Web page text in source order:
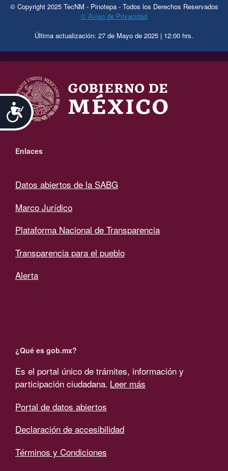
Accesibilidad
© Copyright 2025 TecNM - Pinotepa - Todos los Derechos Reservados
© Aviso de Privacidad
Última actualización: 27 de Mayo de 2025 | 12:00 hrs.
.
Enlaces
Datos abiertos de la SABG
Marco Jurídico
Plataforma Nacional de Transparencia
Transparencia para el pueblo
Alerta
¿Qué es gob.mx?
Es el portal único de trámites, información y
participación ciudadana. Leer más
Portal de datos abiertos
Declaración de accesibilidad
Términos y Condiciones